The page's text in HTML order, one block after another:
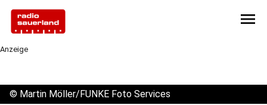
menu
Anzeige
© Martin Möller/FUNKE Foto Services